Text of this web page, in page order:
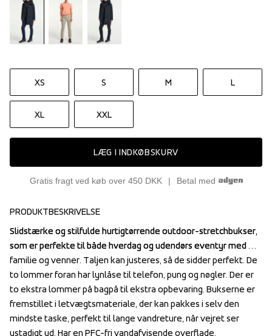
XS S M L
XL XXL
LÆG I INDKØBSKURV
Gratis fragt ved køb over 450 DKK Betal med
PRODUKTBESKRIVELSE
Slidstærke og stilfulde hurtigtørrende outdoor-stretchbukser,
som er perfekte til både hverdag og udendørs eventyr med
familie og venner. Taljen kan justeres, så de sidder perfekt. De
to lommer foran har lynlåse til telefon, pung og nøgler. Der er
to ekstra lommer på bagpå til ekstra opbevaring. Bukserne er
fremstillet i letvægtsmateriale, der kan pakkes i selv den
mindste taske, perfekt til lange vandreture, når vejret ser
ustadigt ud. Har en PFC-fri vandafvisende overflade.
Slidstærke og stilfulde hurtigtørrende outdoor-stretchbukser,
som er perfekte til både hverdag og udendørs eventyr med
familie og venner. Taljen kan justeres, så de sidder perfekt. De
to lommer foran har lynlåse til telefon, pung og nøgler. Der er
to ekstra lommer på bagpå til ekstra opbevaring. Bukserne er
fremstillet i letvægtsmateriale, der kan pakkes i selv den
mindste taske, perfekt til lange vandreture, når vejret ser
ustadigt ud. Har en PFC-fri vandafvisende overflade.